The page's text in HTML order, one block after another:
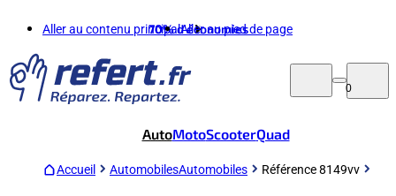
Aller au contenu principalAller au pied de page
70%d'économies
0
AutoMotoScooterQuad
Accueil AutomobilesAutomobiles Référence 8149vv